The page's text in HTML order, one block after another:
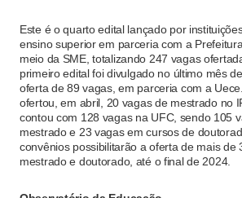
Este é o quarto edital lançado por
ensino superior em parceria com a
meio da SME, totalizando 247 vagas
primeiro edital foi divulgado no último mês
oferta de 89 vagas, em parceria com a
ofertou, em abril, 20 vagas de mestrado no
contou com 128 vagas na UFC, sendo 105
mestrado e 23 vagas em cursos de
convênios possibilitarão a oferta de mais de
mestrado e doutorado, até o final de 2024.